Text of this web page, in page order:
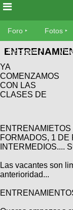
Foro
Foro
MecÃ¡nica
Fotos
SUBÃ
Galeria
XC
Bicicletas
Avisos
Ventas
SUBÃ
tu
Buscar
Ultimos
BicicleterÃ­
as
Bicicletas
Foro Fotos
Bicicletas
YA
COMENZAMOS
CON LAS
CLASES DE
FORMADOS, 1
INTERMEDIOS....
Las vacantes son
anterioridad...